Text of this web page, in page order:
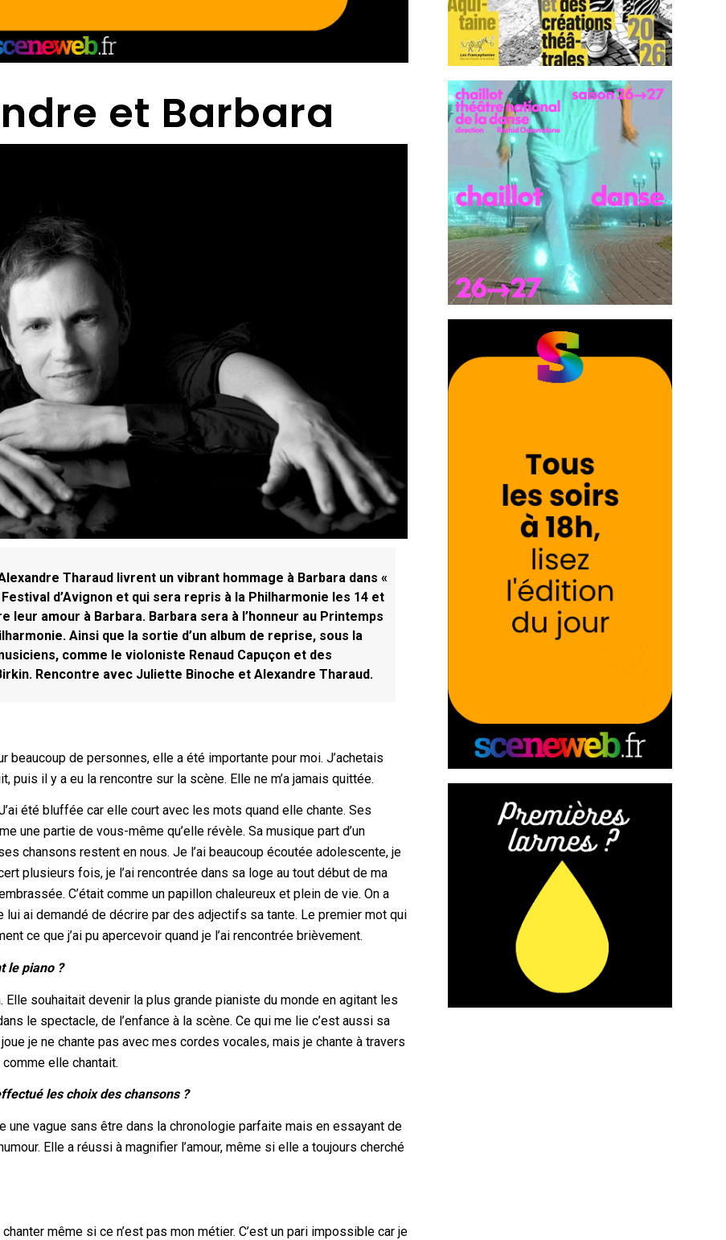
et Barbara
Tharaud livrent un vibrant hommage à Barbara dans «
d’Avignon et qui sera repris à la Philharmonie les 14 et
leur amour à Barbara. Barbara sera à l’honneur au Printemps
Ainsi que la sortie d’un album de reprise, sous la
comme le violoniste Renaud Capuçon et des
Rencontre avec Juliette Binoche et Alexandre Tharaud.
beaucoup de personnes, elle a été importante pour moi. J’achetais
puis il y a eu la rencontre sur la scène. Elle ne m’a jamais quittée.
été bluffée car elle court avec les mots quand elle chante. Ses
une partie de vous-même qu’elle révèle. Sa musique part d’un
chansons restent en nous. Je l’ai beaucoup écoutée adolescente, je
plusieurs fois, je l’ai rencontrée dans sa loge au tout début de ma
C’était comme un papillon chaleureux et plein de vie. On a
lui ai demandé de décrire par des adjectifs sa tante. Le premier mot qui
ce que j’ai pu apercevoir quand je l’ai rencontrée brièvement.
le piano ?
Elle souhaitait devenir la plus grande pianiste du monde en agitant les
le spectacle, de l’enfance à la scène. Ce qui me lie c’est aussi sa
joue je ne chante pas avec mes cordes vocales, mais je chante à travers
elle chantait.
les choix des chansons ?
une vague sans être dans la chronologie parfaite mais en essayant de
Elle a réussi à magnifier l’amour, même si elle a toujours cherché
même si ce n’est pas mon métier. C’est un pari impossible car je